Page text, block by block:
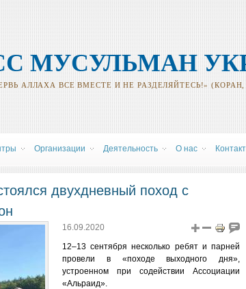
МУСУЛЬМАН
АЛЛАХА ВСЕ ВМЕСТЕ И НЕ РАЗДЕЛЯЙТЕСЬ!» (КОРАН,
Oрганизации Деятельность О нас
двухдневный поход с
16.09.2020
12–13 сентября несколько ребят и парней
провели в «походе выходного дня»,
устроенном при содействии Ассоциации
«Альраид».